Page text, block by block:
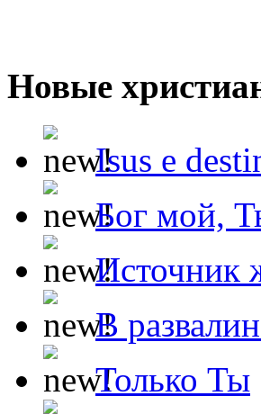
Новые
Isus e
Бог мой,
Источник
В
Только Ты